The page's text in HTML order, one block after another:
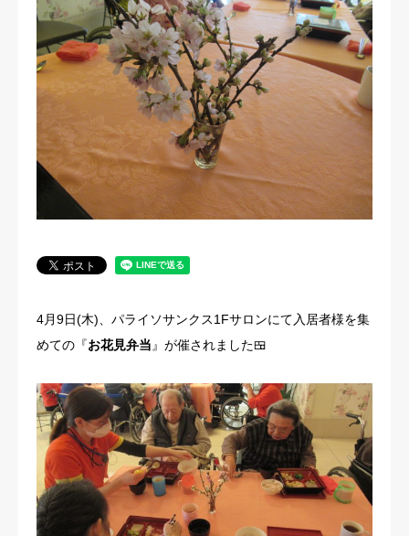
4月9日(木)、パライソサンクス1Fサロンにて入居者様を集
めての『お花見弁当 』が催されました🍱
パライソブログ
スタッフ紹介
法人概要